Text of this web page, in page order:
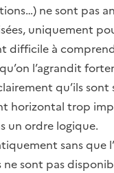
ne sont pas
uniquement
difficile à
l’agrandit
qu’ils sont
horizontal trop
un ordre logique.
sans que
sont pas